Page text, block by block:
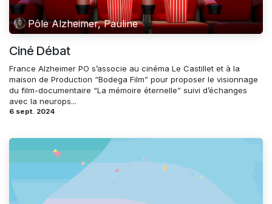
Pôle Alzheimer, Pauline
Ciné Débat
France Alzheimer PO s’associe au cinéma Le Castillet et à la
maison de Production “Bodega Film” pour proposer le visionnage
du film-documentaire “La mémoire éternelle” suivi d’échanges
avec la neurops...
6 sept. 2024